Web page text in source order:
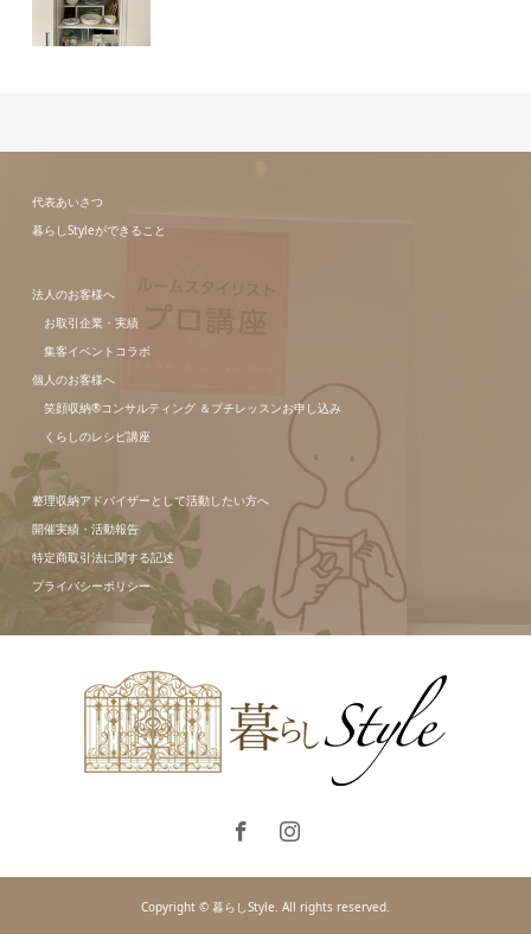
代表あいさつ
暮らしStyleができること
法人のお客様へ
お取引企業・実績
集客イベントコラボ
個人のお客様へ
笑顔収納®コンサルティング ＆プチレッスンお申し込み
くらしのレシピ講座
整理収納アドバイザーとして活動したい方へ
開催実績・活動報告
特定商取引法に関する記述
プライバシーポリシー
Copyright © 暮らしStyle. All rights reserved.